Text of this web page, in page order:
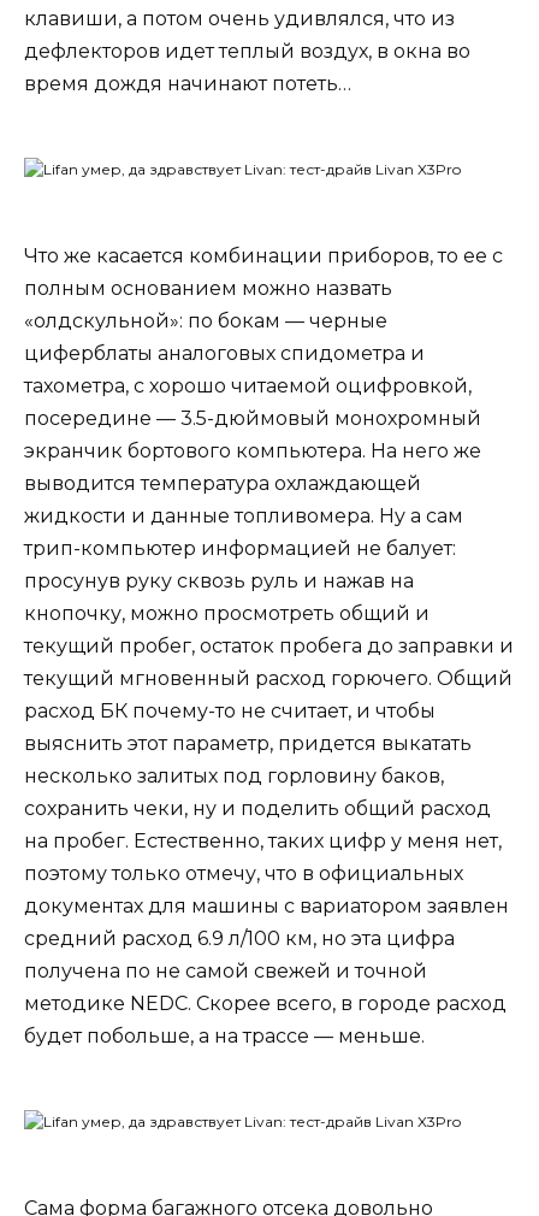
клавиши, а потом очень удивлялся, что из
дефлекторов идет теплый воздух, в окна во
время дождя начинают потеть…
Что же касается комбинации приборов, то ее с
полным основанием можно назвать
«олдскульной»: по бокам — черные
циферблаты аналоговых спидометра и
тахометра, с хорошо читаемой оцифровкой,
посередине — 3.5-дюймовый монохромный
экранчик бортового компьютера. На него же
выводится температура охлаждающей
жидкости и данные топливомера. Ну а сам
трип-компьютер информацией не балует:
просунув руку сквозь руль и нажав на
кнопочку, можно просмотреть общий и
текущий пробег, остаток пробега до заправки и
текущий мгновенный расход горючего. Общий
расход БК почему-то не считает, и чтобы
выяснить этот параметр, придется выкатать
несколько залитых под горловину баков,
сохранить чеки, ну и поделить общий расход
на пробег. Естественно, таких цифр у меня нет,
поэтому только отмечу, что в официальных
документах для машины с вариатором заявлен
средний расход 6.9 л/100 км, но эта цифра
получена по не самой свежей и точной
методике NEDC. Скорее всего, в городе расход
будет побольше, а на трассе — меньше.
Сама форма багажного отсека довольно